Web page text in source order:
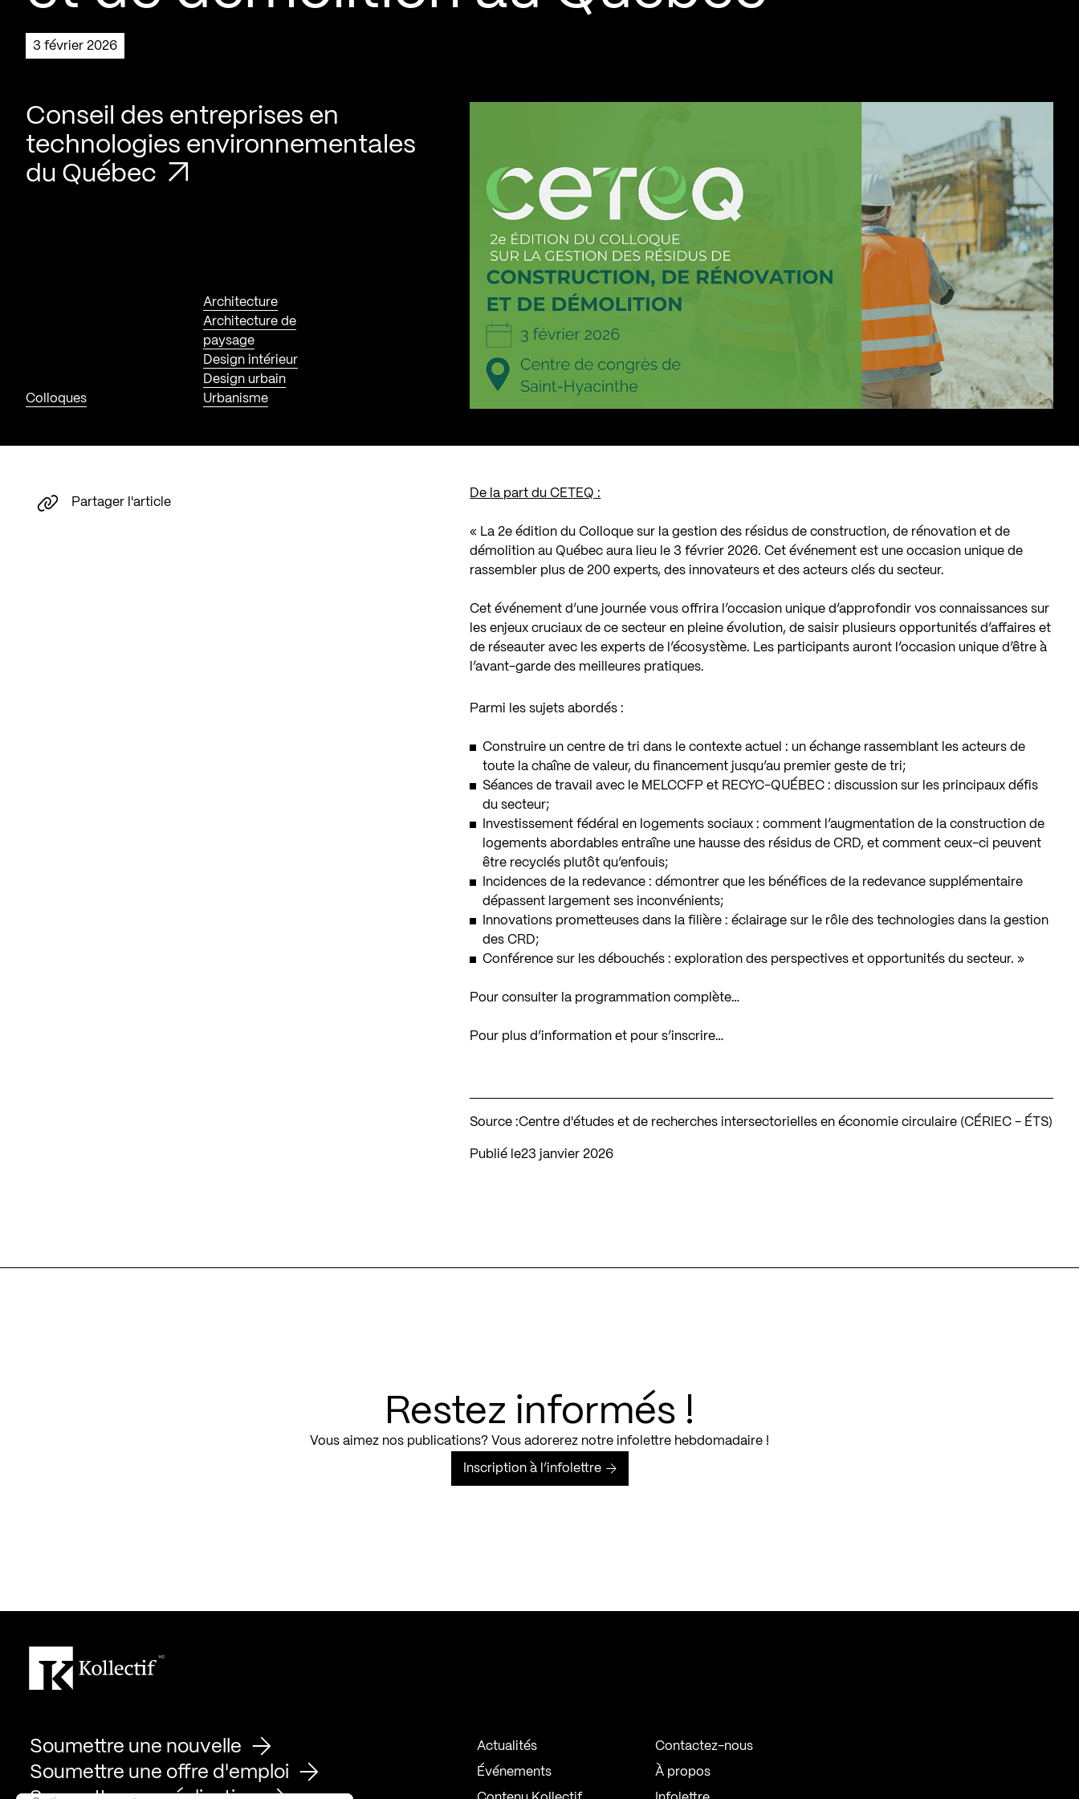
3 février 2026
Conseil des entreprises en
technologies environnementales
du Québec
Colloques
Architecture
Architecture de
paysage
Design intérieur
Design urbain
Urbanisme
De la part du CETEQ :
« La 2e édition du Colloque sur la gestion des résidus de construction, de rénovation et de
démolition au Québec aura lieu le 3 février 2026. Cet événement est une occasion unique de
rassembler plus de 200 experts, des innovateurs et des acteurs clés du secteur.
Cet événement d’une journée vous offrira l’occasion unique d’approfondir vos connaissances sur
les enjeux cruciaux de ce secteur en pleine évolution, de saisir plusieurs opportunités d’affaires et
de réseauter avec les experts de l’écosystème. Les participants auront l’occasion unique d’être à
l’avant-garde des meilleures pratiques.
Parmi les sujets abordés :
Construire un centre de tri dans le contexte actuel : un échange rassemblant les acteurs de
toute la chaîne de valeur, du financement jusqu’au premier geste de tri;
Séances de travail avec le MELCCFP et RECYC-QUÉBEC : discussion sur les principaux défis
du secteur;
Investissement fédéral en logements sociaux : comment l’augmentation de la construction de
logements abordables entraîne une hausse des résidus de CRD, et comment ceux-ci peuvent
être recyclés plutôt qu’enfouis;
Incidences de la redevance : démontrer que les bénéfices de la redevance supplémentaire
dépassent largement ses inconvénients;
Innovations prometteuses dans la filière : éclairage sur le rôle des technologies dans la gestion
des CRD;
Conférence sur les débouchés : exploration des perspectives et opportunités du secteur. »
Pour consulter la programmation complète…
Pour plus d’information et pour s’inscrire…
Source :Centre d'études et de recherches intersectorielles en économie circulaire (CÉRIEC - ÉTS)
Publié le 23 janvier 2026
Partager l'article
Restez informés !
Vous aimez nos publications? Vous adorerez notre infolettre hebdomadaire !
Inscription à l’infolettre
Soumettre une nouvelle
Soumettre une offre d'emploi
Actualités
Événements
Contactez-nous
À propos